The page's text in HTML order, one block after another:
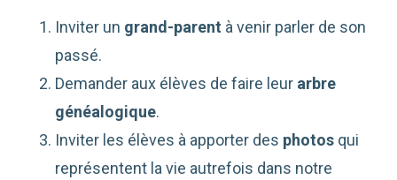
Inviter un grand-parent à venir parler de son
passé.
Demander aux élèves de faire leur arbre
généalogique.
Inviter les élèves à apporter des photos qui
représentent la vie autrefois dans notre